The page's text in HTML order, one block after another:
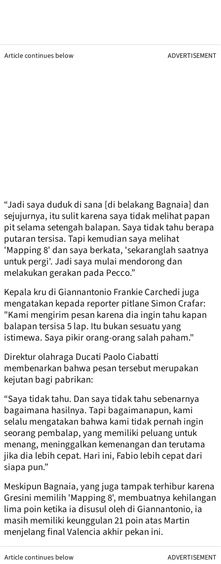
Article continues below ADVERTISEMENT
“Jadi saya duduk di sana [di belakang Bagnaia] dan
sejujurnya, itu sulit karena saya tidak melihat papan
pit selama setengah balapan. Saya tidak tahu berapa
putaran tersisa. Tapi kemudian saya melihat
'Mapping 8' dan saya berkata, 'sekaranglah saatnya
untuk pergi'. Jadi saya mulai mendorong dan
melakukan gerakan pada Pecco.”
Kepala kru di Giannantonio Frankie Carchedi juga
mengatakan kepada reporter pitlane Simon Crafar:
"Kami mengirim pesan karena dia ingin tahu kapan
balapan tersisa 5 lap. Itu bukan sesuatu yang
istimewa. Saya pikir orang-orang salah paham."
Direktur olahraga Ducati Paolo Ciabatti
membenarkan bahwa pesan tersebut merupakan
kejutan bagi pabrikan:
“Saya tidak tahu. Dan saya tidak tahu sebenarnya
bagaimana hasilnya. Tapi bagaimanapun, kami
selalu mengatakan bahwa kami tidak pernah ingin
seorang pembalap, yang memiliki peluang untuk
menang, meninggalkan kemenangan dan terutama
jika dia lebih cepat. Hari ini, Fabio lebih cepat dari
siapa pun.”
Meskipun Bagnaia, yang juga tampak terhibur karena
Gresini memilih 'Mapping 8', membuatnya kehilangan
lima poin ketika ia disusul oleh di Giannantonio, ia
masih memiliki keunggulan 21 poin atas Martin
menjelang final Valencia akhir pekan ini.
Article continues below ADVERTISEMENT